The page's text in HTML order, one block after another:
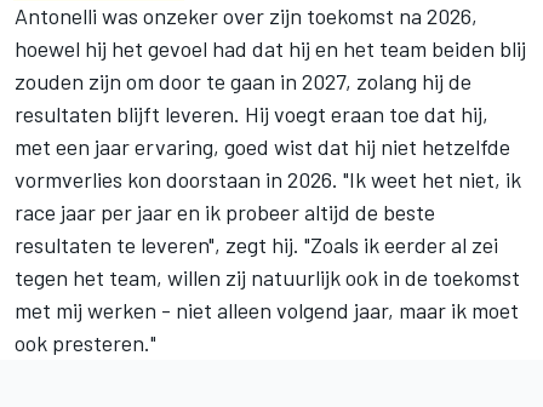
Antonelli was onzeker over zijn toekomst na 2026,
hoewel hij het gevoel had dat hij en het team beiden blij
zouden zijn om door te gaan in 2027, zolang hij de
resultaten blijft leveren. Hij voegt eraan toe dat hij,
met een jaar ervaring, goed wist dat hij niet hetzelfde
vormverlies kon doorstaan in 2026. "Ik weet het niet, ik
race jaar per jaar en ik probeer altijd de beste
resultaten te leveren", zegt hij. "Zoals ik eerder al zei
tegen het team, willen zij natuurlijk ook in de toekomst
met mij werken - niet alleen volgend jaar, maar ik moet
ook presteren."